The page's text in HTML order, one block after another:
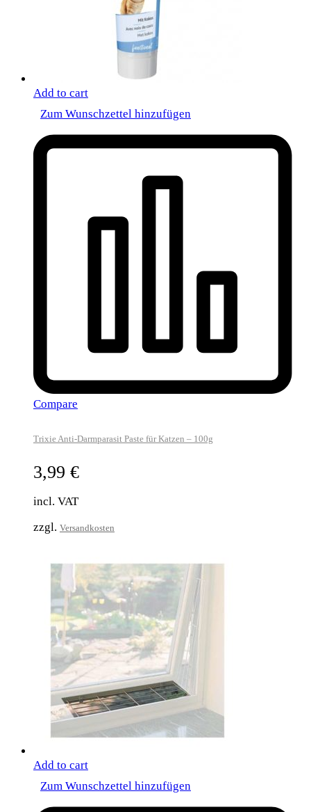
Add to cart
Zum Wunschzettel hinzufügen
Compare
Trixie Anti-Darmparasit Paste für Katzen – 100g
3,99 €
incl. VAT
zzgl. Versandkosten
Add to cart
Zum Wunschzettel hinzufügen